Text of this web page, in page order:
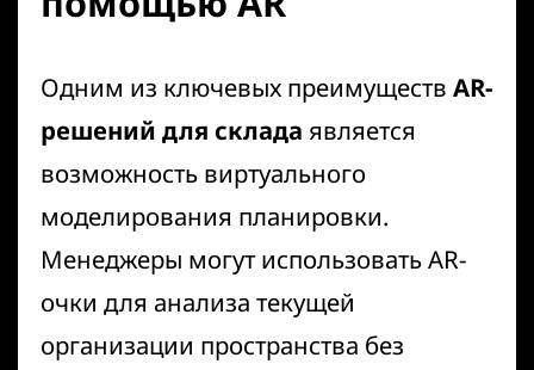
Одним из ключевых преимуществ AR-
решений для склада является
возможность виртуального
моделирования планировки.
Менеджеры могут использоватьAR-
очки для анализа текущей
организации пространства без